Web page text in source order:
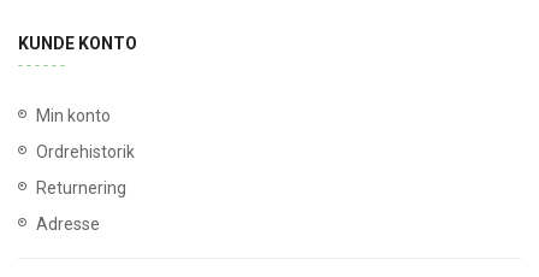
KUNDE KONTO
Min konto
Ordrehistorik
Returnering
Adresse